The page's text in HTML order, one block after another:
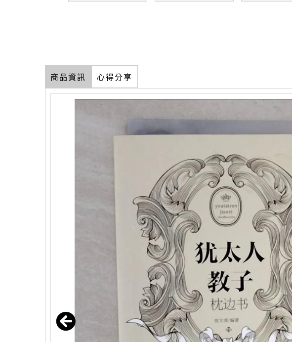
商品資訊 心得分享